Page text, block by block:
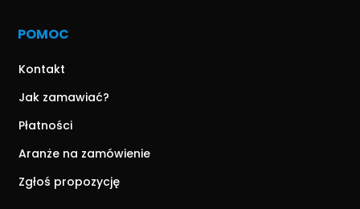
POMOC
Kontakt
Jak zamawiać?
Płatności
Aranże na zamówienie
Zgłoś propozycję